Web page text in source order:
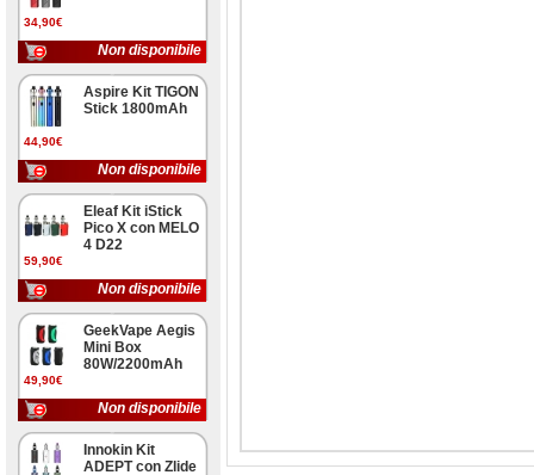
34,90€
Non disponibile
44,90€
Aspire Kit TIGON
Stick 1800mAh
Non disponibile
59,90€
Eleaf Kit iStick
Pico X con MELO
4 D22
Non disponibile
49,90€
GeekVape Aegis
Mini Box
80W/2200mAh
Non disponibile
Innokin Kit
ADEPT con Zlide